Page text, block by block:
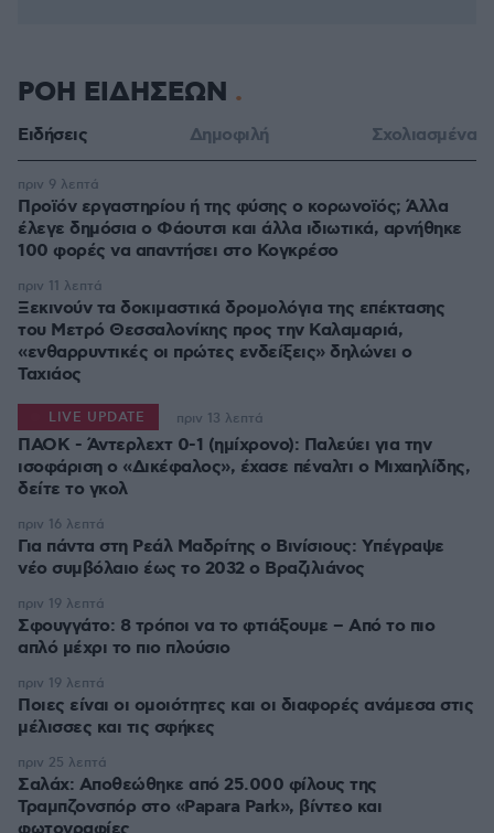
ΡΟΗ ΕΙΔΗΣΕΩΝ
Ειδήσεις Δημοφιλή Σχολιασμένα
Προϊόν εργαστηρίου ή της φύσης ο κορωνοϊός; Άλλα
έλεγε δημόσια ο Φάουτσι και άλλα ιδιωτικά, αρνήθηκε
100 φορές να απαντήσει στο Κογκρέσο
πριν 9 λεπτά
Ξεκινούν τα δοκιμαστικά δρομολόγια της επέκτασης
του Μετρό Θεσσαλονίκης προς την Καλαμαριά,
«ενθαρρυντικές οι πρώτες ενδείξεις» δηλώνει ο
Ταχιάος
πριν 11 λεπτά
ΠΑΟΚ - Άντερλεχτ 0-1 (ημίχρονο): Παλεύει για την
ισοφάριση ο «Δικέφαλος», έχασε πέναλτι ο Μιχαηλίδης,
LIVE UPDATE πριν 13 λεπτά
Για πάντα στη Ρεάλ Μαδρίτης ο Βινίσιους: Yπέγραψε
νέο συμβόλαιο έως το 2032 ο Βραζιλιάνος
πριν 16 λεπτά
Σφουγγάτο: 8 τρόποι να το φτιάξουμε – Από το πιο
απλό μέχρι το πιο πλούσιο
πριν 19 λεπτά
Ποιες είναι οι ομοιότητες και οι διαφορές ανάμεσα στις
μέλισσες και τις σφήκες
πριν 19 λεπτά
Σαλάχ: Αποθεώθηκε από 25.000 φίλους της
Τραμπζονσπόρ στο «Papara Park», βίντεο και
πριν 25 λεπτά